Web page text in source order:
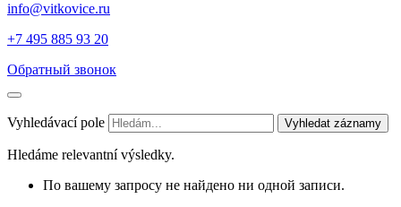
info@vitkovice.ru
+7 495 885 93 20
Обратный звонок
Vyhledávací pole Vyhledat záznamy
Hledáme relevantní výsledky.
По вашему запросу не найдено ни одной записи.